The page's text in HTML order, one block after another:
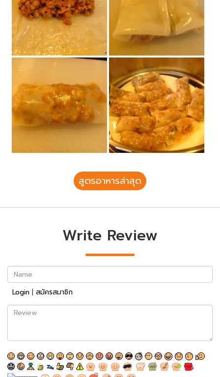
สูตรอาหารล่าสุด
Write Review
Name
Login | สมัครสมาชิก
Review